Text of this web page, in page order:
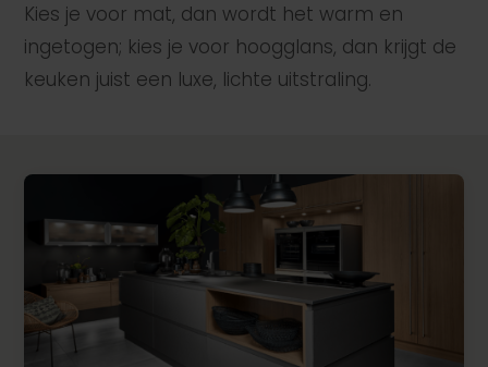
Kies je voor mat, dan wordt het warm en
ingetogen; kies je voor hoogglans, dan krijgt de
keuken juist een luxe, lichte uitstraling.